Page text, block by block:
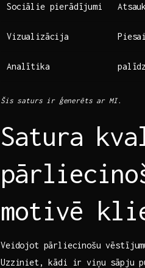
Sociālie pierādījumi
Vizualizācija
Analītika
Šis saturs ir ģenerēts ar MI.
Satura⁤
motivē
Veidojot‍ pārliecinošu
Uzziniet, kādi ir viņu sāpju